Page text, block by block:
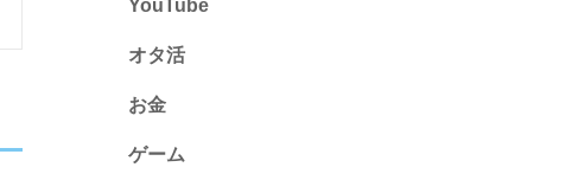
YouTube
オタ活
お金
ゲーム